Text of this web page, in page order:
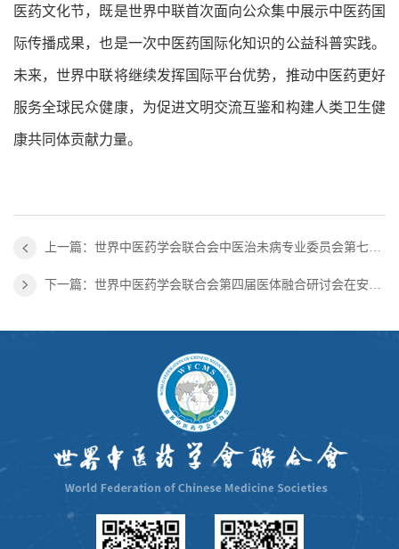
医药文化节，既是世界中联首次面向公众集中展示中医药国
际传播成果，也是一次中医药国际化知识的公益科普实践。
未来，世界中联将继续发挥国际平台优势，推动中医药更好
服务全球民众健康，为促进文明交流互鉴和构建人类卫生健
康共同体贡献力量。